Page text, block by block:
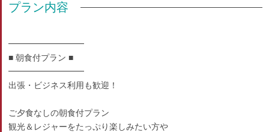
プラン内容
━━━━━━━━━
■ 朝食付プラン ■
━━━━━━━━━
出張・ビジネス利用も歓迎！
ご夕食なしの朝食付プラン
観光＆レジャーをたっぷり楽しみたい方や